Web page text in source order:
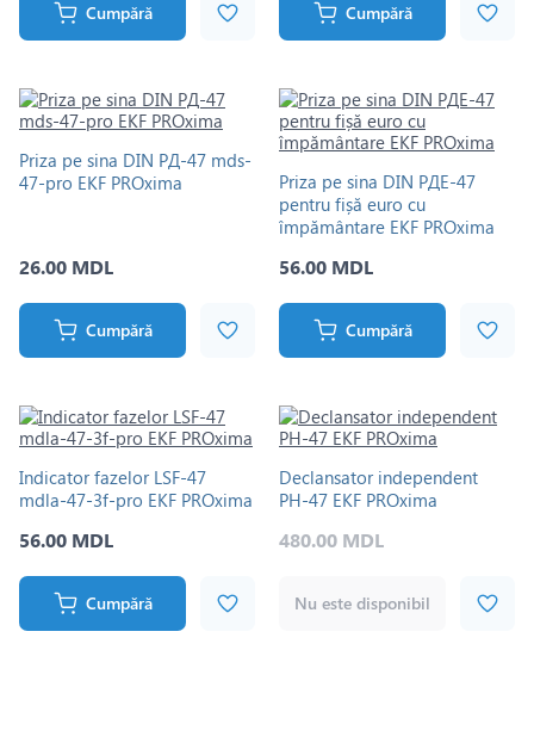
Cumpără Cumpără
Priza pe sina DIN РД-47 mds-
47-pro EKF PROxima
26.00 MDL
Cumpără
Priza pe sina DIN РДЕ-47
pentru fișă euro cu
împământare EKF PROxima
56.00 MDL
Cumpără
Indicator fazelor LSF-47
mdla-47-3f-pro EKF PROxima
56.00 MDL
Cumpără
Declansator independent
РН-47 EKF PROxima
480.00 MDL
Nu este disponibil